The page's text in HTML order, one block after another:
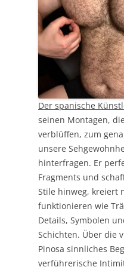
Der spanische
seinen Montagen,
verblüffen, zum
unsere
hinterfragen. Er
Fragments und
Stile hinweg, kreiert
funktionieren wie
Details, Symbolen
Schichten. Über die
Pinosa sinnliches
verführerische